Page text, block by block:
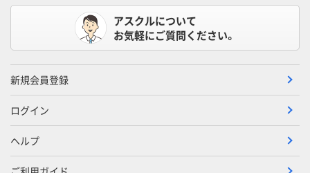
アスクルについて
お気軽にご質問ください。
新規会員登録
ログイン
ヘルプ